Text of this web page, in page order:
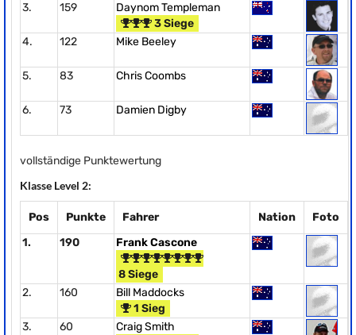
3.
159
Daynom Templeman
3 Siege
4.
122 Mike Beeley
5. 83 Chris Coombs
6. 73 Damien Digby
vollständige Punktewertung
Klasse Level 2:
Pos Punkte Fahrer Nation
Foto
1.
190 Frank Cascone
8 Siege
2.
160
Bill Maddocks
1 Sieg
3.
60
Craig Smith